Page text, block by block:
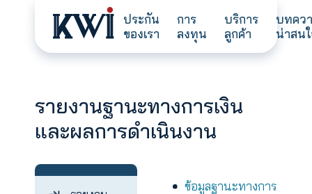
ประกัน
ของเรา
การ
ลงทุน
บริการ
ลูกค้า
รายงานฐานะทางการเงิน
และผลการดำเนินงาน